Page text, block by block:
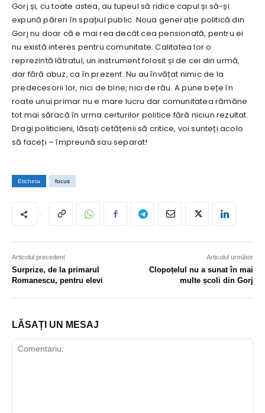
Gorj și, cu toate astea, au tupeul să ridice capul și să-și
expună păreri în spațiul public. Noua generație politică din
Gorj nu doar că e mai rea decât cea pensionată, pentru ei
nu există interes pentru comunitate. Calitatea lor o
reprezintă lătratul, un instrument folosit și de cei din urmă,
dar fără abuz, ca în prezent. Nu au învățat nimic de la
predecesorii lor, nici de bine, nici de rău. A pune bețe în
roate unui primar nu e mare lucru dar comunitatea rămâne
tot mai săracă în urma certurilor politice fără niciun rezultat.
Dragi politicieni, lăsați cetățenii să critice, voi sunteți acolo
să faceți – împreună sau separat!
Eticheta focus
Articolul precedent
Surprize, de la primarul
Romanescu, pentru elevi
Articolul următor
Clopoțelul nu a sunat în mai
multe școli din Gorj
LĂSAȚI UN MESAJ